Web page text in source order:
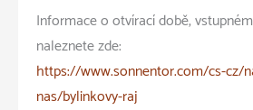
Informace o otvírací době,
naleznete zde:
https://www.sonnentor.com/cs-cz/
nas/bylinkovy-raj